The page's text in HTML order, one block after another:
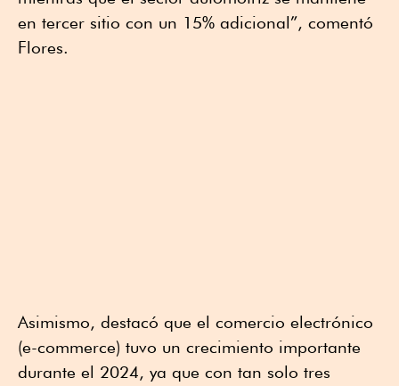
en tercer sitio con un 15% adicional”, comentó
Flores.
Asimismo, destacó que el comercio electrónico
(e-commerce) tuvo un crecimiento importante
durante el 2024, ya que con tan solo tres